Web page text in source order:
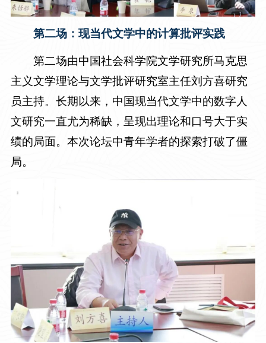
第二场：现当代文学中的计算批评实践
第二场由中国社会科学院文学研究所马克思
主义文学理论与文学批评研究室主任刘方喜研究
员主持。长期以来，中国现当代文学中的数字人
文研究一直尤为稀缺，呈现出理论和口号大于实
绩的局面。本次论坛中青年学者的探索打破了僵
局。